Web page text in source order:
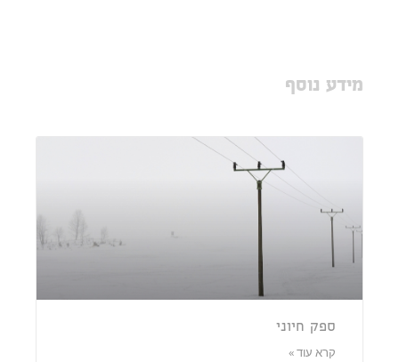
מידע נוסף
ספק חיוני
קרא עוד »